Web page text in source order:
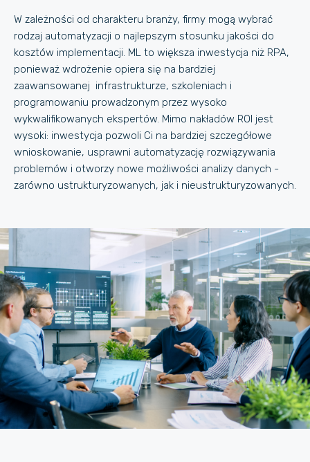
W zależności od charakteru branży, firmy mogą wybrać
rodzaj automatyzacji o najlepszym stosunku jakości do
kosztów implementacji. ML to większa inwestycja niż RPA,
ponieważ wdrożenie opiera się na bardziej
zaawansowanej infrastrukturze, szkoleniach i
programowaniu prowadzonym przez wysoko
wykwalifikowanych ekspertów. Mimo nakładów ROI jest
wysoki: inwestycja pozwoli Ci na bardziej szczegółowe
wnioskowanie, usprawni automatyzację rozwiązywania
problemów i otworzy nowe możliwości analizy danych -
zarówno ustrukturyzowanych, jak i nieustrukturyzowanych.